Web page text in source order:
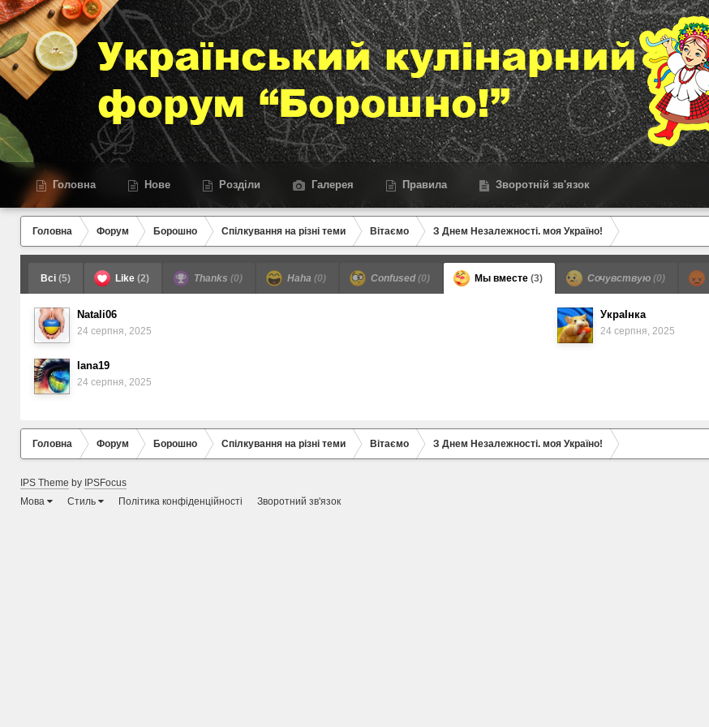
Головна Нове Розділи Галерея Правила Зворотній зв'язок
Головна Форум Борошно Спілкування на різні теми Вітаємо З Днем Незалежності. моя Україно!
Всі (5) Like (2) Thanks (0) Haha (0) Confused(0) Мы вместе (3) Сочувствую (0)
Natali06
24 серпня, 2025
УкраІнка
24 серпня, 2025
lana19
24 серпня, 2025
Головна Форум Борошно Спілкування на різні теми Вітаємо З Днем Незалежності. моя Україно!
IPS Theme by IPSFocus
Мова
Стиль Політика конфіденційності Зворотний зв'язок